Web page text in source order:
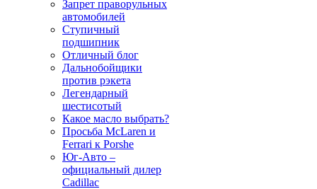
Запрет праворульных
автомобилей
Ступичный
подшипник
Отличный блог
Дальнобойщики
против рэкета
Легендарный
шестисотый
Какое масло выбрать?
Просьба McLaren и
Ferrari к Porshe
Юг-Авто –
официальный дилер
Cadillac